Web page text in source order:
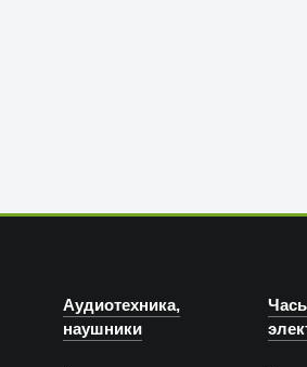
Аудиотехника,
наушники